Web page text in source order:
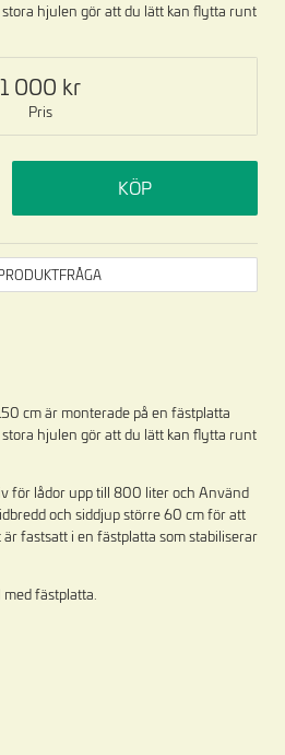
hjulen gör att du lätt kan flytta runt
Pris
1 000
PRODUKTFRÅGA
KÖP
cm är monterade på en fästplatta
hjulen gör att du lätt kan flytta runt
för lådor upp till 800 liter och Använd
och siddjup större 60 cm för att
fastsatt i en fästplatta som stabiliserar
fästplatta.